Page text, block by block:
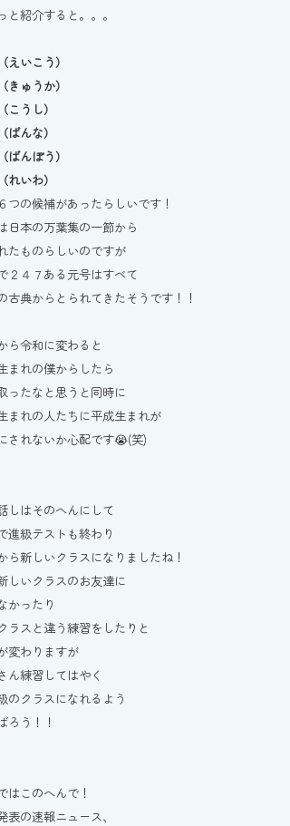
と紹介すると。。。
えいこう）
きゅうか）
こうし）
ばんな）
ばんぽう）
れいわ）
つの候補があったらしいです！
日本の万葉集の一節から
たものらしいのですが
２４７ある元号はすべて
古典からとられてきたそうです！！
ら令和に変わると
まれの僕からしたら
ったなと思うと同時に
まれの人たちに平成生まれが
されないか心配です😭(笑)
しはそのへんにして
進級テストも終わり
ら新しいクラスになりましたね！
しいクラスのお友達に
かったり
ラスと違う練習をしたりと
変わりますが
ん練習してはやく
のクラスになれるよう
ろう！！
はこのへんで！
表の速報ニュース、